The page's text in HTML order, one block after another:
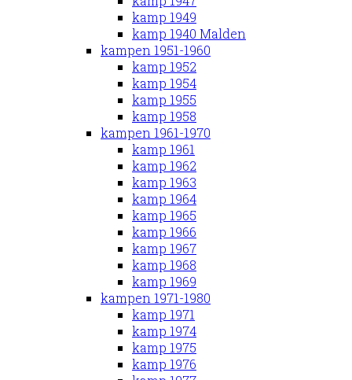
kamp 1949
kamp 1940 Malden
kampen 1951-1960
kamp 1952
kamp 1954
kamp 1955
kamp 1958
kampen 1961-1970
kamp 1961
kamp 1962
kamp 1963
kamp 1964
kamp 1965
kamp 1966
kamp 1967
kamp 1968
kamp 1969
kampen 1971-1980
kamp 1971
kamp 1974
kamp 1975
kamp 1976